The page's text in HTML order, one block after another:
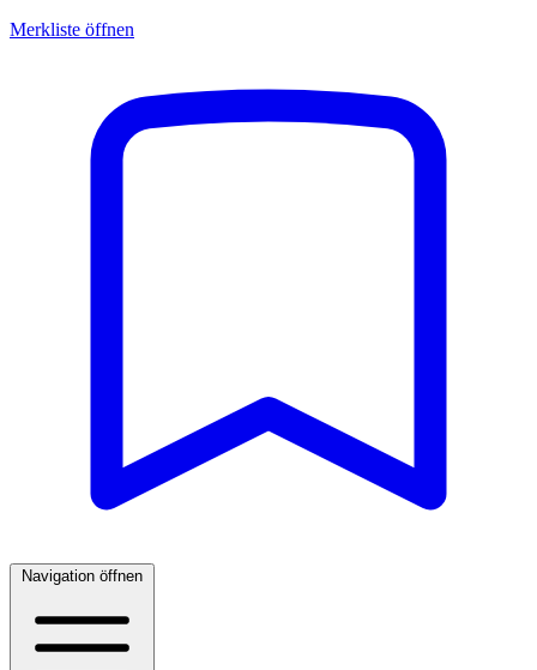
Merkliste öffnen
Navigation öffnen